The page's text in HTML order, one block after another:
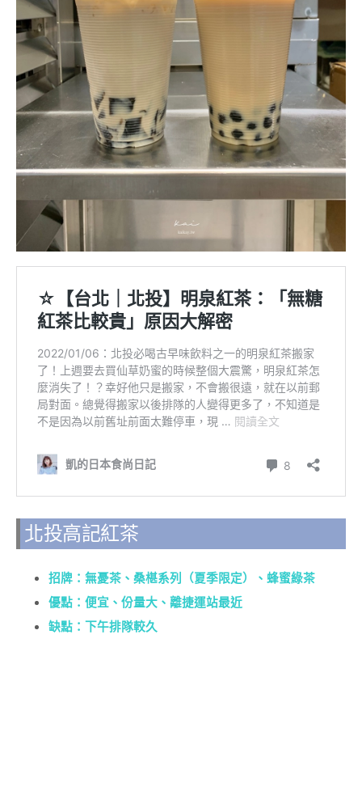
北投高記紅茶
招牌：無憂茶、桑椹系列（夏季限定）、蜂蜜綠茶
優點：便宜、份量大、離捷運站最近
缺點：下午排隊較久